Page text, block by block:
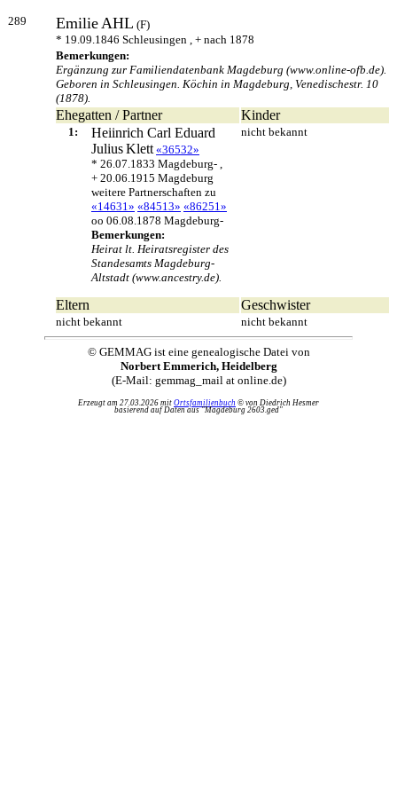
289 EmilieAHL (F)
* 19.09.1846 Schleusingen , + nach 1878
Bemerkungen:
Ergänzung zur Familiendatenbank Magdeburg (www.online-ofb.de).
Geboren in Schleusingen. Köchin in Magdeburg, Venedischestr. 10
(1878).
Ehegatten / Partner Kinder
1:
Heiinrich Carl Eduard
JuliusKlett «36532»
* 26.07.1833 Magdeburg- ,
+ 20.06.1915 Magdeburg
weitere Partnerschaften zu
«14631» «84513» «86251»
oo 06.08.1878 Magdeburg-
Bemerkungen:
Heirat lt. Heiratsregister des
Standesamts Magdeburg-
Altstadt (www.ancestry.de).
nicht bekannt
Eltern Geschwister
nicht bekannt nicht bekannt
© GEMMAG ist eine genealogische Datei von
Norbert Emmerich, Heidelberg
(E-Mail: gemmag_mail at online.de)
Erzeugt am 27.03.2026 mit Ortsfamilienbuch © von Diedrich Hesmer
basierend auf Daten aus "Magdeburg 2603.ged"